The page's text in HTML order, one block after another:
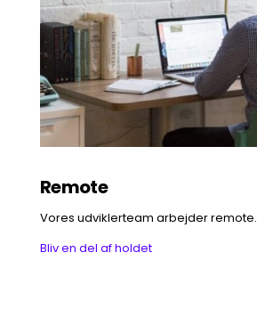
Remote
Vores udviklerteam arbejder remote.
Bliv en del af holdet